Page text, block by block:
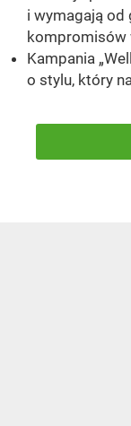
i wymagają od
kompromisów
Kampania
o stylu, który